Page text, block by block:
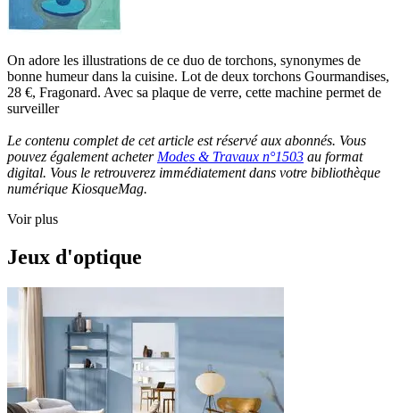
On adore les illustrations de ce duo de torchons, synonymes de
bonne humeur dans la cuisine. Lot de deux torchons Gourmandises,
28 €, Fragonard. Avec sa plaque de verre, cette machine permet de
surveiller
Le contenu complet de cet article est réservé aux abonnés. Vous
pouvez également acheter Modes & Travaux n°1503 au format
digital. Vous le retrouverez immédiatement dans votre bibliothèque
numérique KiosqueMag.
Voir plus
Jeux d'optique